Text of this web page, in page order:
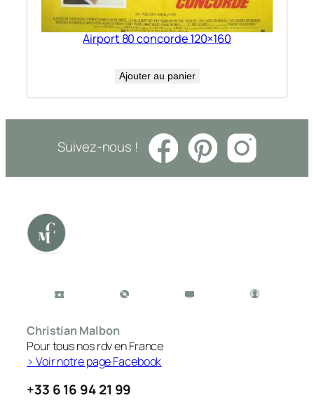
Airport 80 concorde 120×160
Ajouter au panier
Suivez-nous !
Christian Malbon
Pour tous nos rdv en France
> Voir notre page Facebook
+33 6 16 94 21 99